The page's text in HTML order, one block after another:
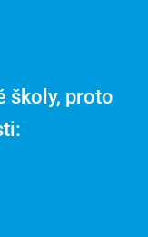
školy, proto